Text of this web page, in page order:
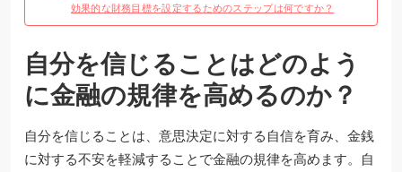
効果的な財務目標を設定するためのステップは何ですか？
自分を信じることはどのよう
に金融の規律を高めるのか？
自分を信じることは、意思決定に対する自信を育み、金銭
に対する不安を軽減することで金融の規律を高めます。自